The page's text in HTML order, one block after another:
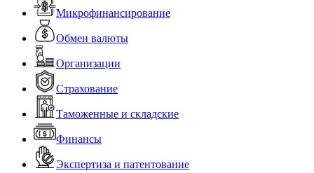
Микрофинансирование
Обмен валюты
Организации
Страхование
Таможенные и складские
Финансы
Экспертиза и патентование